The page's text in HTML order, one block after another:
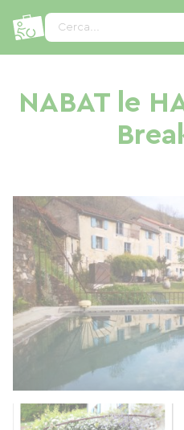
Cerca...
NABAT le
Pannello di gestione dei